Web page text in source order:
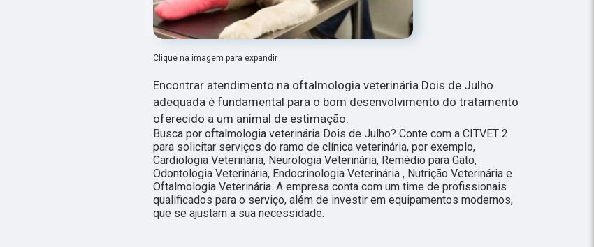
Clique na imagem para expandir
Encontrar atendimento na oftalmologia veterinária Dois de Julho
adequada é fundamental para o bom desenvolvimento do tratamento
oferecido a um animal de estimação.
Busca por oftalmologia veterinária Dois de Julho? Conte com a CITVET 2
para solicitar serviços do ramo de clínica veterinária, por exemplo,
Cardiologia Veterinária, Neurologia Veterinária, Remédio para Gato,
Odontologia Veterinária, Endocrinologia Veterinária , Nutrição Veterinária e
Oftalmologia Veterinária. A empresa conta com um time de profissionais
qualificados para o serviço, além de investir em equipamentos modernos,
que se ajustam a sua necessidade.